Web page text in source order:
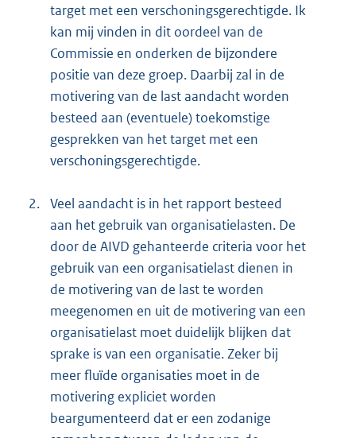
target met een verschoningsgerechtigde. Ik
kan mij vinden in dit oordeel van de
Commissie en onderken de bijzondere
positie van deze groep. Daarbij zal in de
motivering van de last aandacht worden
besteed aan (eventuele) toekomstige
gesprekken van het target met een
verschoningsgerechtigde.
2. Veel aandacht is in het rapport besteed
aan het gebruik van organisatielasten. De
door de AIVD gehanteerde criteria voor het
gebruik van een organisatielast dienen in
de motivering van de last te worden
meegenomen en uit de motivering van een
organisatielast moet duidelijk blijken dat
sprake is van een organisatie. Zeker bij
meer fluïde organisaties moet in de
motivering expliciet worden
beargumenteerd dat er een zodanige